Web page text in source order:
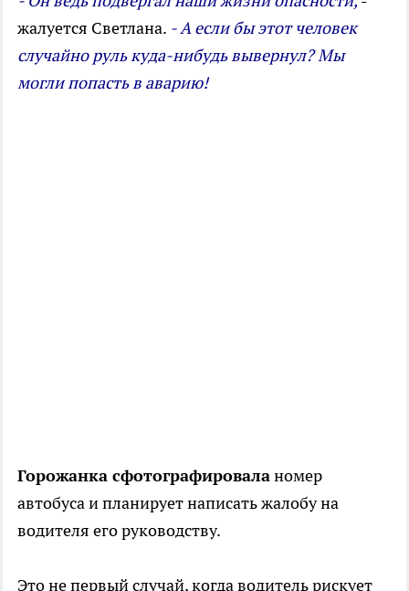
жалуется Светлана. - А если бы этот человек
случайно руль куда-нибудь вывернул? Мы
могли попасть в аварию!
Горожанка сфотографироваланомер
автобуса и планирует написать жалобу на
водителя его руководству.
Это не первый случай, когда водитель рискует